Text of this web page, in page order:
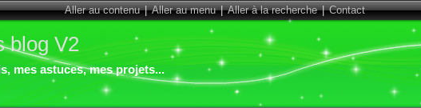
Aller au contenu|Aller au menu|Aller à la recherche|Contact
blog V2
mes astuces, mes projets...